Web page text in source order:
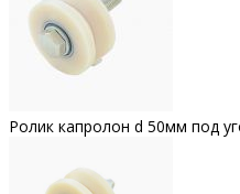
Ролик капролон d 50мм под